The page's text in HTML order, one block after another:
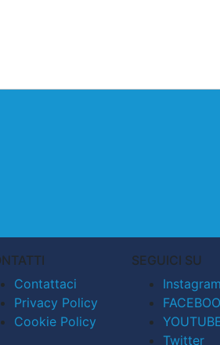
Contattaci
Privacy Policy
Cookie Policy
SEGUICI SU
Instagram
Twitter